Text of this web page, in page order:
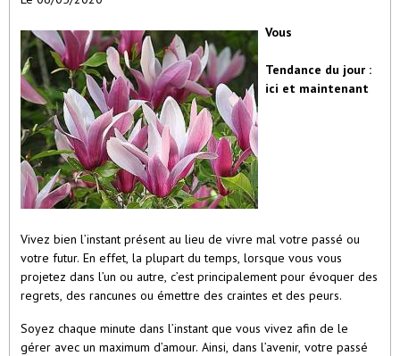
Vous
Tendance du jour :
ici et maintenant
Vivez bien l’instant présent au lieu de vivre mal votre passé ou
votre futur. En effet, la plupart du temps, lorsque vous vous
projetez dans l’un ou autre, c’est principalement pour évoquer des
regrets, des rancunes ou émettre des craintes et des peurs.
Soyez chaque minute dans l’instant que vous vivez afin de le
gérer avec un maximum d’amour. Ainsi, dans l’avenir, votre passé